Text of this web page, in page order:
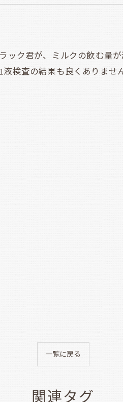
ク君が、ミルクの飲む量
検査の結果も良くありませ
一覧に戻る
関連タグ